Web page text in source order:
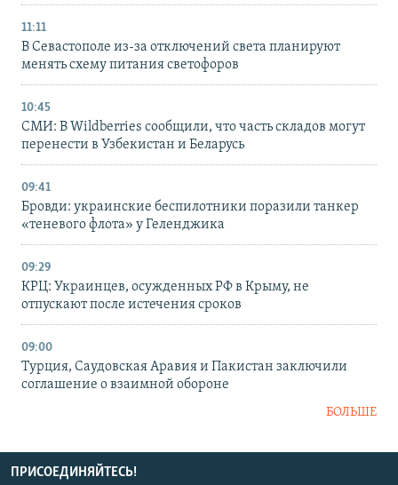
11:11
В Севастополе из-за отключений света планируют
менять схему питания светофоров
10:45
СМИ: В Wildberries сообщили, что часть складов могут
перенести в Узбекистан и Беларусь
09:41
Бровди: украинские беспилотники поразили танкер
«теневого флота» у Геленджика
09:29
КРЦ: Украинцев, осужденных РФ в Крыму, не
отпускают после истечения сроков
09:00
Турция, Саудовская Аравия и Пакистан заключили
соглашение о взаимной обороне
БОЛЬШЕ
ПРИСОЕДИНЯЙТЕСЬ!